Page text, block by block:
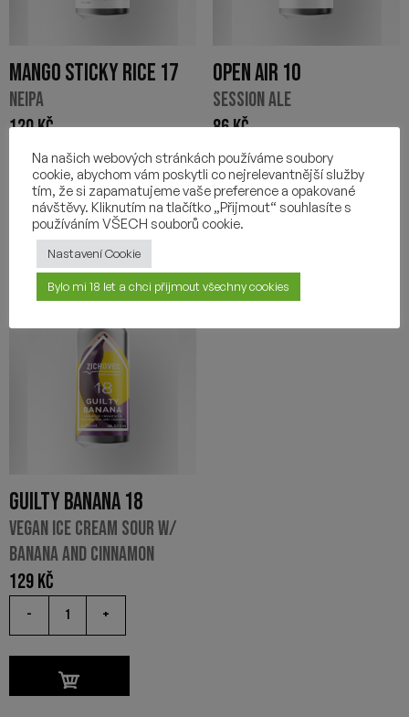
MANGO STICKY RICE 17
NEIPA
120Kč
+
OPEN AIR 10
SESSION ALE
86Kč
- +
GUILTY BANANA 18
VEGAN ICE CREAM SOUR W/
BANANA AND CINNAMON
129Kč
- +
Na našich webových stránkách používáme soubory
cookie, abychom vám poskytli co nejrelevantnější služby
tím, že si zapamatujeme vaše preference a opakované
návštěvy. Kliknutím na tlačítko „Přijmout“ souhlasíte s
používáním VŠECH souborů cookie.
Nastavení Cookie
Bylo mi 18 let a chci přijmout všechny cookies